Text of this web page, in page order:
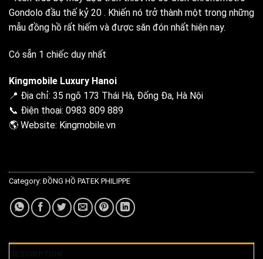
Gondolo đầu thế kỷ 20 . Khiến nó trở thành một trong những
mẫu đồng hồ rất hiếm và được săn đón nhất hiện nay.
Có sẵn 1 chiếc duy nhất
Kingmobile Luxury Hanoi
📍 Địa chỉ: 35 ngõ 173 Thái Hà, Đống Đa, Hà Nội
📞 Điện thoại: 0983 809 889
🌎 Website: Kingmobile.vn
Category:ĐỒNG HỒ PATEK PHILIPPE